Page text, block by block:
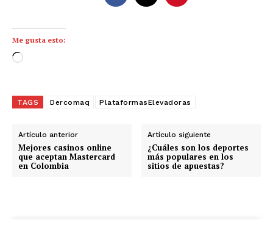
Me gusta esto:
C
g
n
d
o
TAGS Dercomaq PlataformasElevadoras
Artículo anterior
Mejores casinos online
que aceptan Mastercard
en Colombia
Artículo siguiente
¿Cuáles son los deportes
más populares en los
sitios de apuestas?